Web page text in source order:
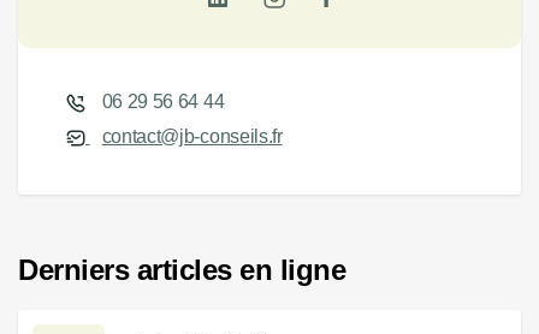
06 29 56 64 44
contact@jb-conseils.fr
Derniers articles en ligne